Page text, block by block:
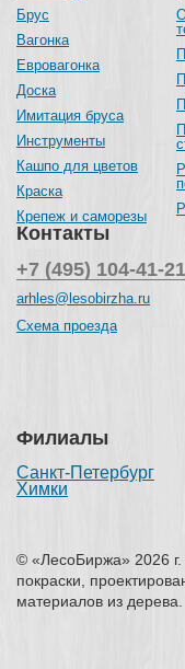
Брус
Вагонка
Евровагонка
Доска
Имитация бруса
Инструменты
Кашпо для цветов
Краска
Крепеж и саморезы
Контакты
+7 (495) 104-41-21
arhles@lesobirzha.ru
Схема проезда
Филиалы
Санкт-Петербург
Химки
© «ЛесоБиржа» 2026 г.
покраски,
материалов из дерева.